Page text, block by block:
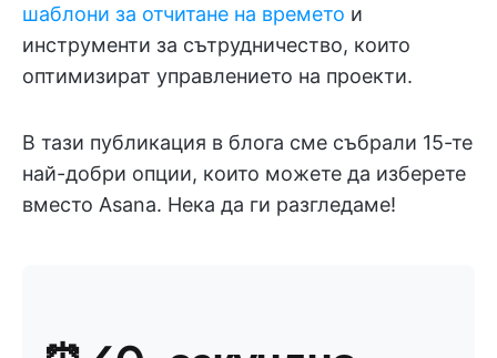
шаблони за отчитане на времето и
инструменти за сътрудничество, които
оптимизират управлението на проекти.
В тази публикация в блога сме събрали 15-те
най-добри опции, които можете да изберете
вместо Asana. Нека да ги разгледаме!